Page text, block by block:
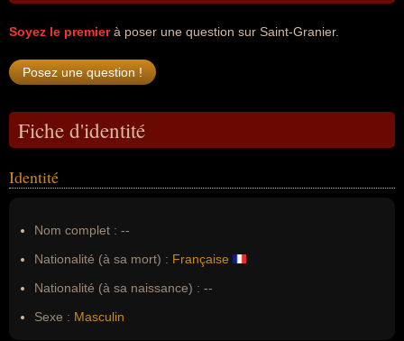
Soyez le premierà poser une question sur Saint-Granier.
Fiche d'identité
Identité
Nom complet : --
Nationalité (à sa mort) : Française
Nationalité (à sa naissance) : --
Sexe : Masculin